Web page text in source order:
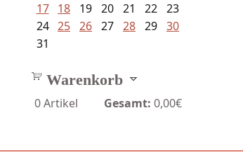
17
18 19 20 21 22 23
24 25 26 27 28 29 30
31
Warenkorb
0Artikel Gesamt: 0,00€